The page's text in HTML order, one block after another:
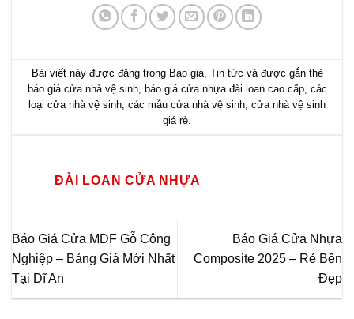
Bài viết này được đăng trong Báo giá, Tin tức và được gắn thẻ
báo giá cửa nhà vệ sinh, báo giá cửa nhựa đài loan cao cấp, các
loại cửa nhà vệ sinh các mẫu cửa nhà vệ sinh cửa nhà vệ sinh
giá rẻ
ĐÀI LOAN CỬA NHỰA
Báo Giá Cửa MDF Gỗ Công
Nghiệp – Bảng Giá Mới Nhất
Tại Dĩ An
Báo Giá Cửa Nhựa
Composite 2025 – Rẻ Bền
Đẹp